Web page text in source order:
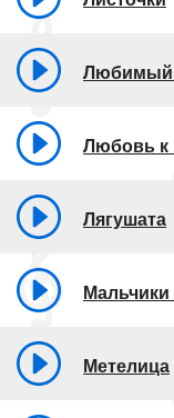
Любимый
Любовь к
Лягушата
Мальчики
Метелица